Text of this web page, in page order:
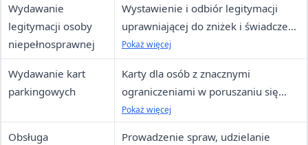
Wydawanie
legitymacji osoby
niepełnosprawnej
Wystawienie i odbiór legitymacji
uprawniającej do zniżek i świadczeń;
możliwość wydania duplikatu
Pokaż więcej
Wydawanie kart
parkingowych
Karty dla osób z znacznymi
ograniczeniami w poruszaniu się
oraz dla placówek opieki,
Pokaż więcej
Obsługa
Prowadzenie spraw, udzielanie